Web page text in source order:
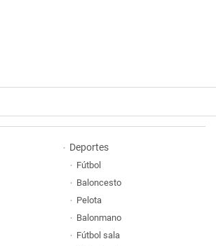
Deportes
Fútbol
Baloncesto
Pelota
Balonmano
Fútbol sala